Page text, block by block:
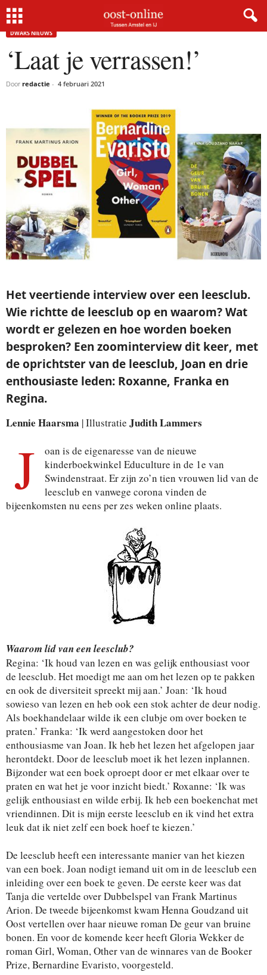
Home ‘Laat je verrassen!’
DWARS NIEUWS
‘Laat je verrassen!’
Door redactie - 4 februari 2021
Het veertiende interview over een leesclub.
Wie richtte de leesclub op en waarom? Wat
wordt er gelezen en hoe worden boeken
besproken? Een zoominterview dit keer, met
de oprichtster van de leesclub, Joan en drie
enthousiaste leden: Roxanne, Franka en
Regina.
Lennie Haarsma | Illustratie Judith Lammers
J
oan is de eigenaresse van de nieuwe
kinderboekwinkel Educulture in de 1e van
Swindenstraat. Er zijn zo’n tien vrouwen lid van de
leesclub en vanwege corona vinden de
bijeenkomsten nu eens per zes weken online plaats.
Waarom lid van een leesclub?
Regina: ‘Ik houd van lezen en was gelijk enthousiast voor
de leesclub. Het moedigt me aan om het lezen op te pakken
en ook de diversiteit spreekt mij aan.’ Joan: ‘Ik houd
sowieso van lezen en heb ook een stok achter de deur nodig.
Als boekhandelaar wilde ik een clubje om over boeken te
praten.’ Franka: ‘Ik werd aangestoken door het
enthousiasme van Joan. Ik heb het lezen het afgelopen jaar
herontdekt. Door de leesclub moet ik het lezen inplannen.
Bijzonder wat een boek oproept door er met elkaar over te
praten en wat het je voor inzicht biedt.’ Roxanne: ‘Ik was
gelijk enthousiast en wilde erbij. Ik heb een boekenchat met
vriendinnen. Dit is mijn eerste leesclub en ik vind het extra
leuk dat ik niet zelf een boek hoef te kiezen.’
De leesclub heeft een interessante manier van het kiezen
van een boek. Joan nodigt iemand uit om in de leesclub een
inleiding over een boek te geven. De eerste keer was dat
Tanja die vertelde over Dubbelspel van Frank Martinus
Arion. De tweede bijeenkomst kwam Henna Goudzand uit
Oost vertellen over haar nieuwe roman De geur van bruine
bonen. En voor de komende keer heeft Gloria Wekker de
roman Girl, Woman, Other van de winnares van de Booker
Prize, Bernardine Evaristo, voorgesteld.